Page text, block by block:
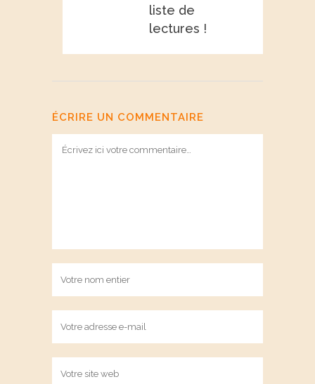
liste de
lectures !
ÉCRIRE UN COMMENTAIRE